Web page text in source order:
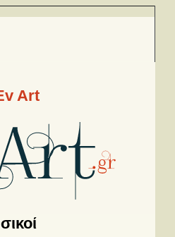
Art